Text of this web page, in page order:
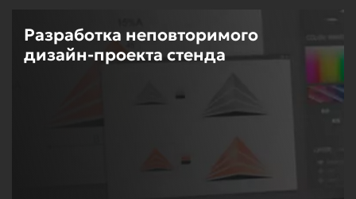
Разработка неповторимого
дизайн-проекта стенда